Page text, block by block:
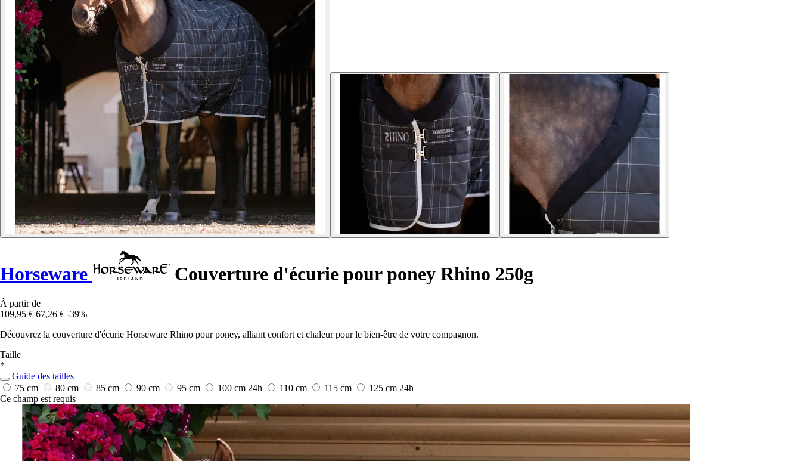
Horseware Couverture d'écurie pour poney Rhino 250g
À partir de
109,95 € 67,26 € -39%
Découvrez la couverture d'écurie Horseware Rhino pour poney, alliant confort et chaleur pour le bien-être de votre compagnon.
Taille
*
Guide des tailles
75 cm
80 cm 85 cm 90 cm 95 cm 100 cm 24h 110 cm 115 cm 125 cm 24h
Ce champ est requis